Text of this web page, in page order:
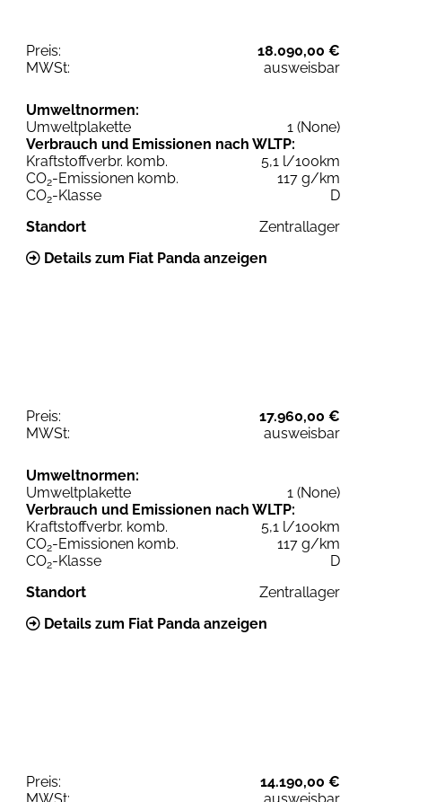
Preis:
18.090,00 €
MWSt:
ausweisbar
Umweltnormen:
Umweltplakette
1 (None)
Verbrauch und Emissionen nach WLTP:
Kraftstoffverbr. komb.
5,1 l/100km
CO2-Emissionen komb.
117 g/km
CO2-Klasse
D
Standort
Zentrallager
Details zum Fiat Panda anzeigen
Preis:
17.960,00 €
MWSt:
ausweisbar
Umweltnormen:
Umweltplakette
1 (None)
Verbrauch und Emissionen nach WLTP:
Kraftstoffverbr. komb.
5,1 l/100km
CO2-Emissionen komb.
117 g/km
CO2-Klasse
D
Standort
Zentrallager
Details zum Fiat Panda anzeigen
Preis:
14.190,00 €
MWSt:
ausweisbar